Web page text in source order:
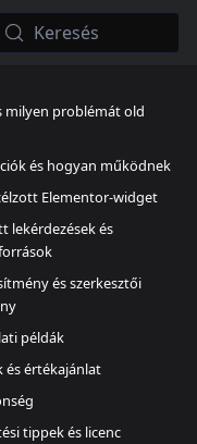
Keresés
milyen problémát old
és hogyan működnek
Elementor‑widget
lekérdezések és
és szerkesztői
példák
és értékajánlat
tippek és licenc